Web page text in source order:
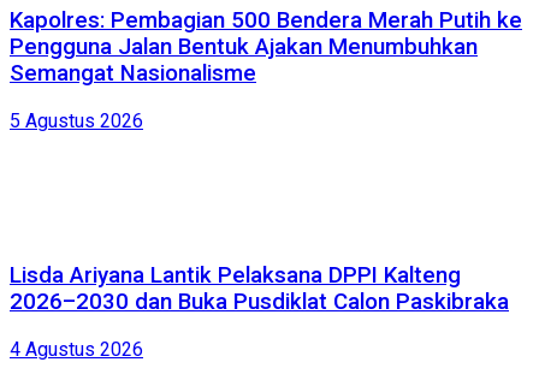
Kapolres: Pembagian 500 Bendera Merah Putih ke
Pengguna Jalan Bentuk Ajakan Menumbuhkan
Semangat Nasionalisme
5 Agustus 2026
Lisda Ariyana Lantik Pelaksana DPPI Kalteng
2026–2030 dan Buka Pusdiklat Calon Paskibraka
4 Agustus 2026